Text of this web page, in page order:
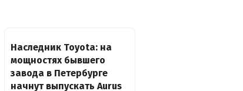
Наследник Toyota: на
мощностях бывшего
завода в Петербурге
начнут выпускать Aurus